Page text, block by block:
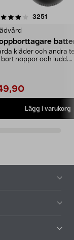
3251
kläder och andra
bort noppor och ludd.
Lägg i varukorg
4.5av 5 stjärnor